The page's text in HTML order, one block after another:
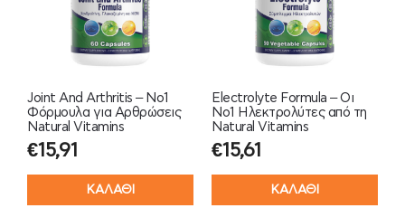
Joint And Arthritis – Νο1
Φόρμουλα για Αρθρώσεις
Natural Vitamins
€15,91
ΚΑΛΑΘΙ
Electrolyte Formula – Οι
Νο1 Ηλεκτρολύτες από τη
Natural Vitamins
€15,61
ΚΑΛΑΘΙ